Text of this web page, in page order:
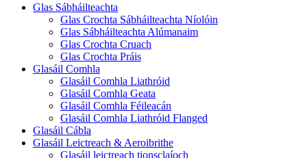
Glas Sábháilteachta
Glas Crochta Sábháilteachta Níolóin
Glas Sábháilteachta Alúmanaim
Glas Crochta Cruach
Glas Crochta Práis
Glasáil Comhla
Glasáil Comhla Liathróid
Glasáil Comhla Geata
Glasáil Comhla Féileacán
Glasáil Comhla Liathróid Flanged
Glasáil Cábla
Glasáil Leictreach & Aeroibrithe
Glasáil leictreach tionsclaíoch